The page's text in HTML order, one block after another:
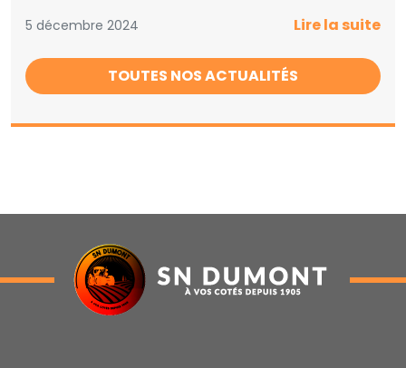
5 décembre 2024 Lire la suite
TOUTES NOS ACTUALITÉS